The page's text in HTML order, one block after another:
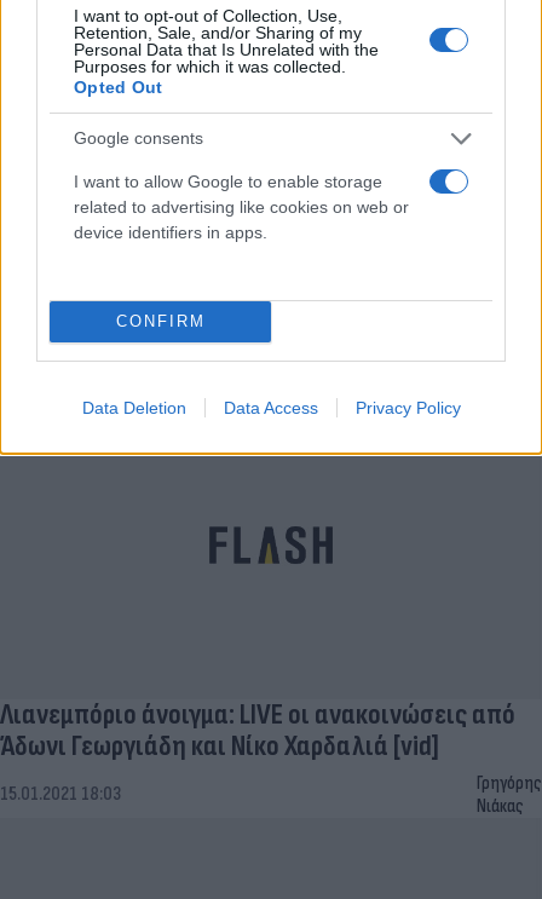
I want to opt-out of Collection, Use,
Retention, Sale, and/or Sharing of my
Personal Data that Is Unrelated with the
Purposes for which it was collected.
Opted Out
Google consents
I want to allow Google to enable storage
related to advertising like cookies on web or
device identifiers in apps.
CONFIRM
Data Deletion Data Access Privacy Policy
ανακοινώσεις [vid]
18.01.2021 18:02
Γρηγόρης
Λιανεμπόριο άνοιγμα: LIVE οι ανακοινώσεις από
Άδωνι Γεωργιάδη και Νίκο Χαρδαλιά [vid]
15.01.2021 18:03
Γρηγόρης
Νιάκας